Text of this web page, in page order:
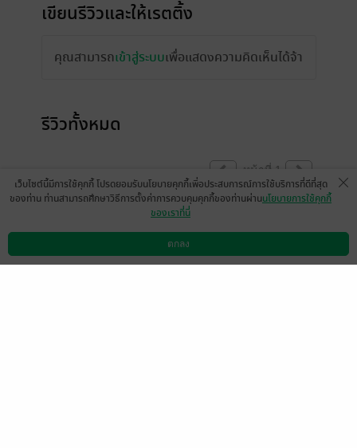
เขียนรีวิวและให้เรตติ้ง
คุณสามารถเข้าสู่ระบบเพื่อแสดงความคิดเห็นได้จ้า
รีวิวทั้งหมด
หน้าที่ 1
มีแล้ว - FITTER PHANUPHONG T.
6 พ.ย. 256511:3 น.
ดาวน์โหลดแอป วิธีการใช้งาน ติดต่อเรา
เว็บไซต์นี้มีการใช้คุกกี้ โปรดยอมรับนโยบายคุกกี้เพื่อประสบการณ์การใช้บริการที่ดีที่สุด
ของท่าน ท่านสามารถศึกษาวิธีการตั้งค่าการควบคุมคุกกี้ของท่านผ่านนโยบายการใช้คุกกี้
ของเราที่นี่
ตกลง